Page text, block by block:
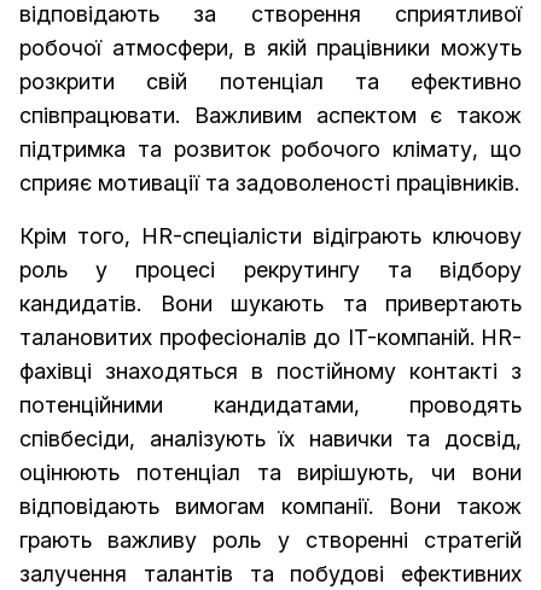
відповідають за створення сприятливої
робочої атмосфери, в якій працівники можуть
розкрити свій потенціал та ефективно
співпрацювати. Важливим аспектом є також
підтримка та розвиток робочого клімату, що
сприяє мотивації та задоволеності працівників.
Крім того, HR-спеціалісти відіграють ключову
роль у процесі рекрутингу та відбору
кандидатів. Вони шукають та привертають
талановитих професіоналів до IT-компаній. HR-
фахівці знаходяться в постійному контакті з
потенційними кандидатами, проводять
співбесіди, аналізують їх навички та досвід,
оцінюють потенціал та вирішують, чи вони
відповідають вимогам компанії. Вони також
грають важливу роль у створенні стратегій
залучення талантів та побудові ефективних